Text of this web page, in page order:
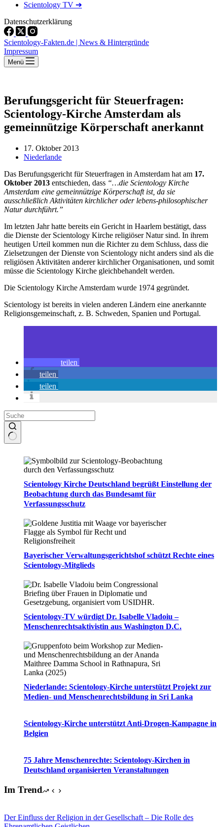
Scientology TV ➔
Datenschutzerklärung
Scientology-Fakten.de | News & Hintergründe
Impressum
Menü
Berufungsgericht für Steuerfragen:
Scientology-Kirche Amsterdam als
gemeinnützige Körperschaft anerkannt
17. Oktober 2013
Niederlande
Das Berufungsgericht für Steuerfragen in Amsterdam hat am 17.
Oktober 2013 entschieden, dass “…die Scientology Kirche
Amsterdam eine gemeinnützige Körperschaft ist, da sie
ausschließlich Aktivitäten kirchlicher oder lebens-philosophischer
Natur durchführt.”
Im letzten Jahr hatte bereits ein Gericht in Haarlem bestätigt, dass
die Dienste der Scientology Kirche religiöser Natur sind. In ihrem
heutigen Urteil kommen nun die Richter zu dem Schluss, dass die
Zielsetzungen der Dienste von Scientology nicht anders sind als die
religiösen Aktivitäten anderer kirchlicher Organisationen, und somit
müsse die Scientology Kirche gleichbehandelt werden.
Die Scientology Kirche Amsterdam wurde 1974 gegründet.
Scientology ist bereits in vielen anderen Ländern eine anerkannte
Religionsgemeinschaft, z. B. Schweden, Spanien und Portugal.
teilen
teilen
teilen
Ergebnisse
Scientology Kirche Deutschland begrüßt Einstellung der
Beobachtung durch das Bundesamt für
Verfassungsschutz
Bayerischer Verwaltungsgerichtshof schützt Rechte eines
Scientology-Mitglieds
Scientology-TV würdigt Dr. Isabelle Vladoiu –
Menschenrechtsaktivistin aus Washington D.C.
Niederlande: Scientology-Kirche unterstützt Projekt zur
Medien- und Menschenrechtsbildung in Sri Lanka
Scientology-Kirche unterstützt Anti-Drogen-Kampagne in
Belgien
75 Jahre Menschenrechte: Scientology-Kirchen in
Deutschland organisierten Veranstaltungen
Im Trend
Der Einfluss der Religion in der Gesellschaft – Die Rolle des